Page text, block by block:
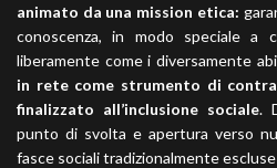
animato da una mission etica:
conoscenza, in modo speciale a
liberamente come i diversamente
in rete come strumento di
finalizzato all’inclusione sociale.
punto di svolta e apertura verso
fasce sociali tradizionalmente